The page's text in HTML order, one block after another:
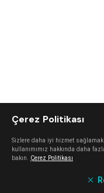
Çerez Politikası
Sizlere daha iyi hizmet
kullanımımız hakkında daha
bakın. Çerez Politikası